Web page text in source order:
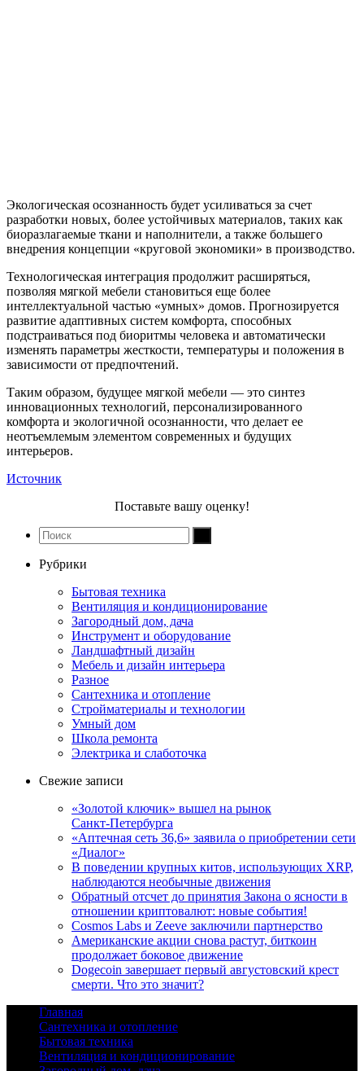
Экологическая осознанность будет усиливаться за счет
разработки новых, более устойчивых материалов, таких как
биоразлагаемые ткани и наполнители, а также большего
внедрения концепции «круговой экономики» в производство.
Технологическая интеграция продолжит расширяться,
позволяя мягкой мебели становиться еще более
интеллектуальной частью «умных» домов. Прогнозируется
развитие адаптивных систем комфорта, способных
подстраиваться под биоритмы человека и автоматически
изменять параметры жесткости, температуры и положения в
зависимости от предпочтений.
Таким образом, будущее мягкой мебели — это синтез
инновационных технологий, персонализированного
комфорта и экологичной осознанности, что делает ее
неотъемлемым элементом современных и будущих
интерьеров.
Источник
Поставьте вашу оценку!
Рубрики
Бытовая техника
Вентиляция и кондиционирование
Загородный дом, дача
Инструмент и оборудование
Ландшафтный дизайн
Мебель и дизайн интерьера
Разное
Сантехника и отопление
Стройматериалы и технологии
Умный дом
Школа ремонта
Электрика и слаботочка
Свежие записи
«Золотой ключик» вышел на рынок
Санкт‑Петербурга
«Аптечная сеть 36,6» заявила о приобретении сети
«Диалог»
В поведении крупных китов, использующих XRP,
наблюдаются необычные движения
Обратный отсчет до принятия Закона о ясности в
отношении криптовалют: новые события!
Cosmos Labs и Zeeve заключили партнерство
Американские акции снова растут, биткоин
продолжает боковое движение
Dogecoin завершает первый августовский крест
смерти. Что это значит?
Главная
Сантехника и отопление
Бытовая техника
Вентиляция и кондиционирование